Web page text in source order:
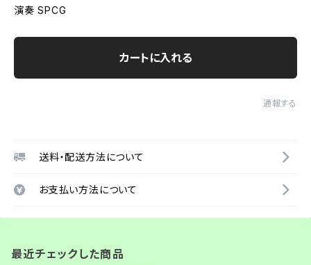
演奏 SPCG
カートに入れる
通報する
送料・配送方法について
お支払い方法について
最近チェックした商品